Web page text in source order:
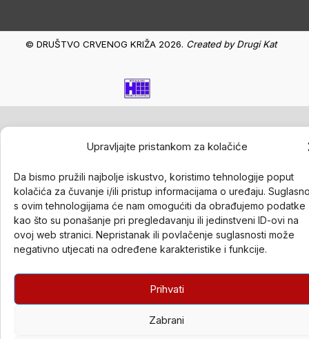
Upravljajte pristankom za kolačiće
Da bismo pružili najbolje iskustvo, koristimo tehnologije poput
kolačića za čuvanje i/ili pristup informacijama o uređaju.
s ovim tehnologijama će nam omogućiti da obrađujemo podatke
kao što su ponašanje pri pregledavanju ili jedinstveni ID-ovi na
ovoj web stranici. Nepristanak ili povlačenje suglasnosti može
negativno utjecati na određene karakteristike i funkcije.
Prihvati
Zabrani
© DRUŠTVO CRVENOG KRIŽA 2026. Created byDrugi Kat